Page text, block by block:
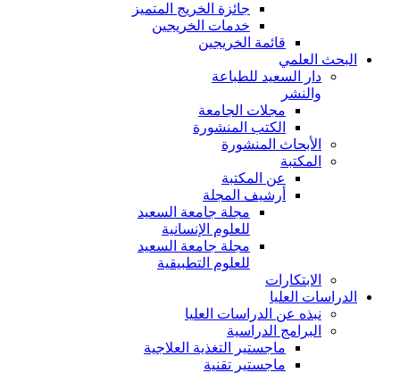
جائزة الخريج المتميز
خدمات الخريجين
قائمة الخريجين
البحث العلمي
دار السعيد للطباعة
والنشر
مجلات الجامعة
الكتب المنشورة
الأبحاث المنشورة
المكتبة
عن المكتبة
أرشيف المجلة
مجلة جامعة السعيد
للعلوم الإنسانية
مجلة جامعة السعيد
للعلوم التطبيقية
الابتكارات
الدراسات العليا
نبذه عن الدراسات العليا
البرامج الدراسية
ماجستير التغذية العلاجية
ماجستير تقنية